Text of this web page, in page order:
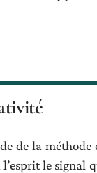
de la
le signal